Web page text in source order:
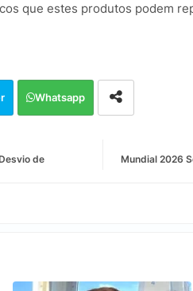
que estes produtos podem
Whatsapp
Mundial 2026
de